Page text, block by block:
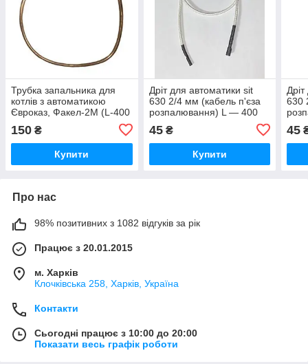
Трубка запальника для
котлів з автоматикою
Євроказ, Факел-2М (L-400
150 ₴
Купити
Дріт для автоматики sit
630 2/4 мм (кабель п'єза
розпалювання) L — 400
45₴
Купити
630
45
Про нас
98% позитивних з 1082 відгуків за рік
Працює з 20.01.2015
м. Харків
Клочкiвська 258, Харків, Україна
Контакти
Сьогодні працює з 10:00 до 20:00
Показати весь графік роботи